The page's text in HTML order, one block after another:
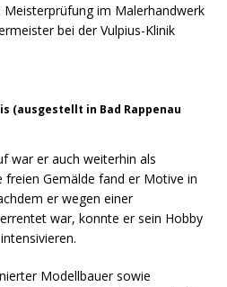
im Malerhandwerk
bei der Vulpius-Klinik
(ausgestellt in Bad Rappenau
war er auch weiterhin als
freien Gemälde fand er Motive in
er wegen einer
war, konnte er sein Hobby
Modellbauer sowie